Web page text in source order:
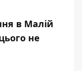
в Малій
не